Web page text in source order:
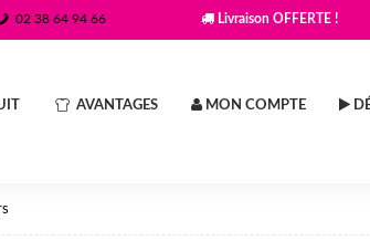
02 38 64 94 66 Livraison
AVANTAGES MON COMPTE